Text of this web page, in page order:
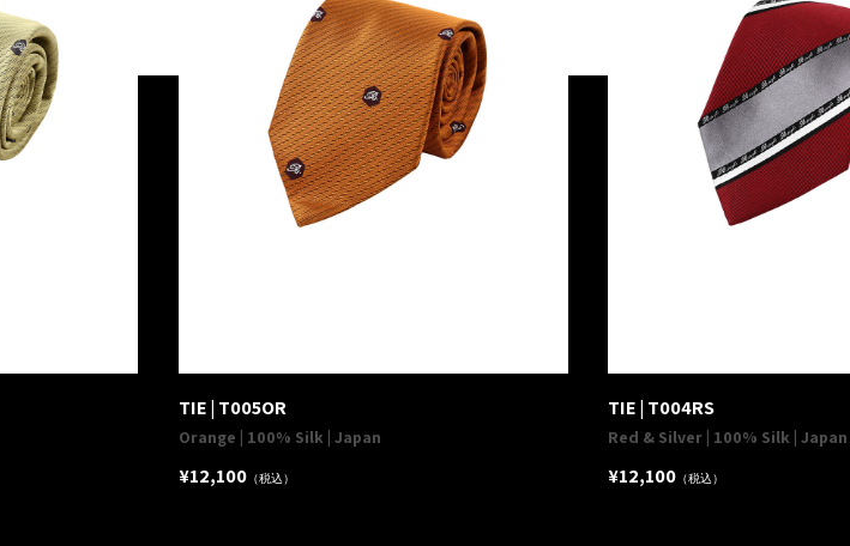
TIE | T005OR
Orange | 100% Silk | Japan
¥12,100（税込）
TIE | T004RS
Red & Silver | 100% Silk | Japan
¥12,100 （税込）